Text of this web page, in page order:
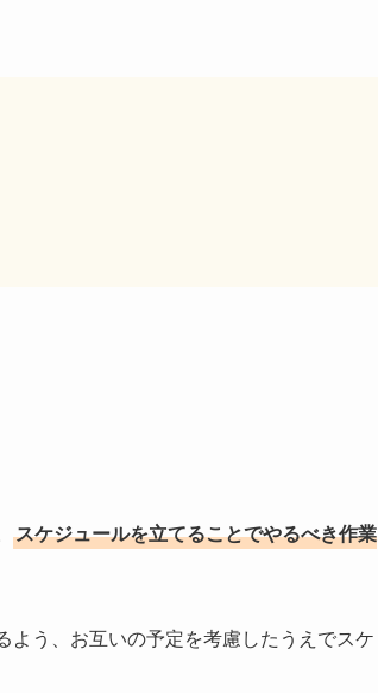
スケジュールを立てることでやるべき作業
う、お互いの予定を考慮したうえでスケ